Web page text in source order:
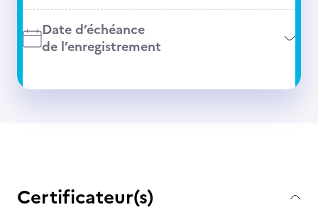
Date d’échéance
de l’enregistrement
Certificateur(s)